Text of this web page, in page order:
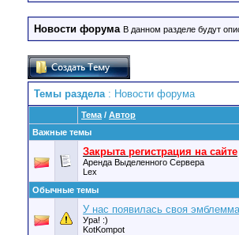
Новости форума В данном разделе будут
Темы раздела: Новости форума
Тема / Автор
Важные темы
Закрыта регистрация на сайте
Аренда Выделенного Сервера
Lex
Обычные темы
У нас появилась своя
Ура! :)
KotKompot